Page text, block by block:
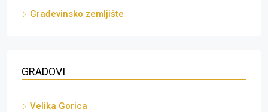
Građevinsko zemljište
GRADOVI
Velika Gorica